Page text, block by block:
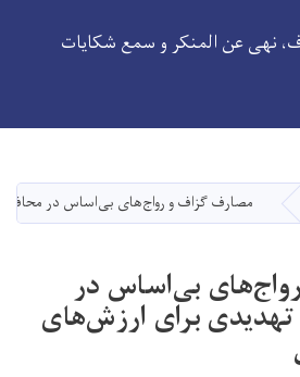
main
content
نهی عن المنکر و سمع شکایات
مصارف گزاف و رواج‌های بی‌اساس در
بی‌اساس در
برای ارزش‌های